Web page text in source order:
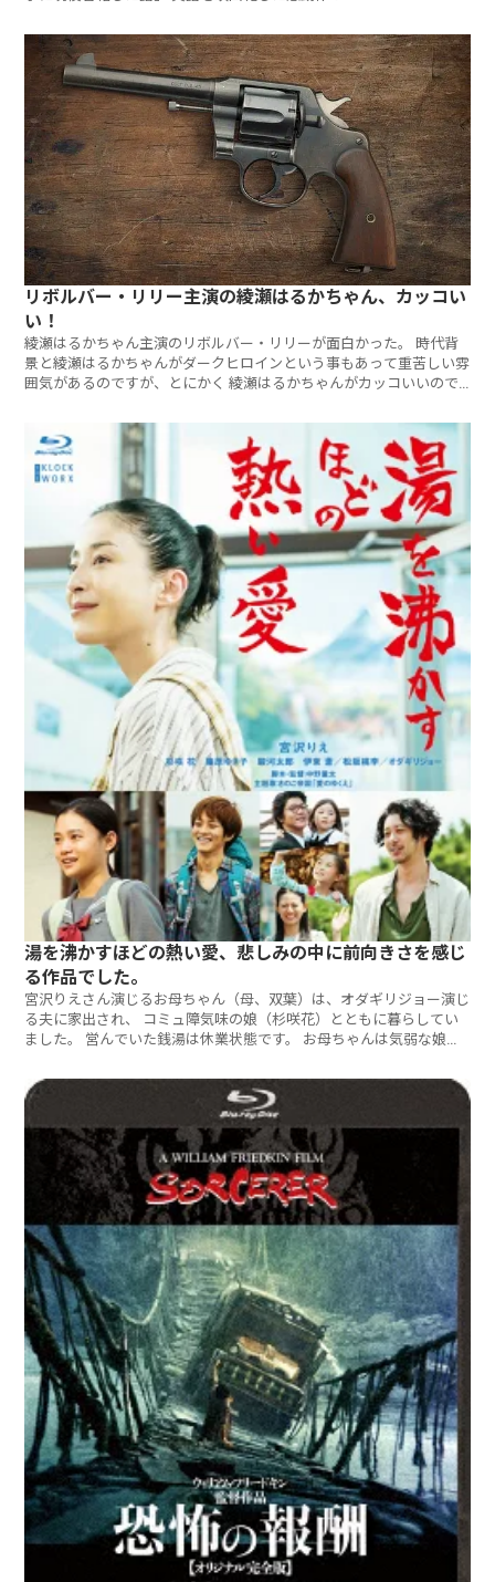
リボルバー・リリー主演の綾瀬はるかちゃん、カッコい
い！
綾瀬はるかちゃん主演のリボルバー・リリーが面白かった。 時代背
景と綾瀬はるかちゃんがダークヒロインという事もあって重苦しい雰
囲気があるのですが、とにかく 綾瀬はるかちゃんがカッコいいので
湯を沸かすほどの熱い愛、悲しみの中に前向きさを感じ
る作品でした。
宮沢りえさん演じるお母ちゃん（母、双葉）は、オダギリジョー演じ
る夫に家出され、 コミュ障気味の娘（杉咲花）とともに暮らしてい
ました。 営んでいた銭湯は休業状態です。 お母ちゃんは気弱な娘を
しまいます。 病院で精密検査を受けたところ検査結果は・・・